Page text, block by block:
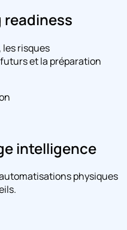
risques
et la préparation
intelligence
physiques